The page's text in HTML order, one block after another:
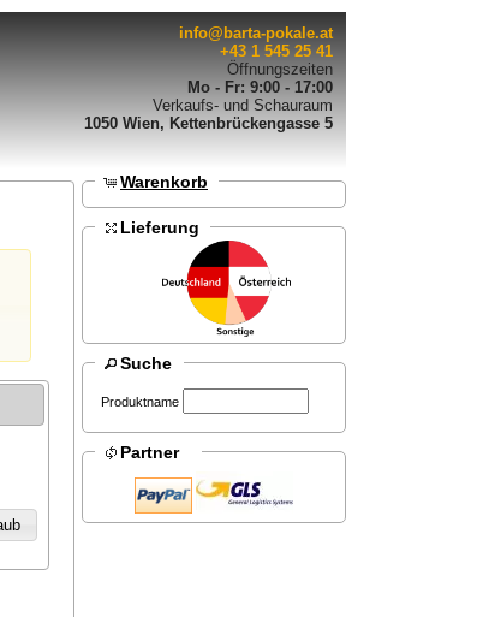
info@barta-pokale.at
+43 1 545 25 41
Öffnungszeiten
Mo - Fr: 9:00 - 17:00
Verkaufs- und Schauraum
1050 Wien, Kettenbrückengasse 5
Warenkorb
Lieferung
Suche
Produktname
Partner